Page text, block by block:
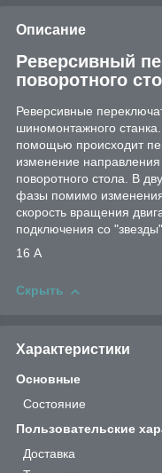
Описание
Реверсивный
поворотного
Реверсивные
шиномонтажного
помощью происходит
изменение
поворотного стола. В
фазы помимо
скорость вращения
подключения со
16 А
Скрыть
Характеристики
Основные
Состояние
Пользовательские
Доставка